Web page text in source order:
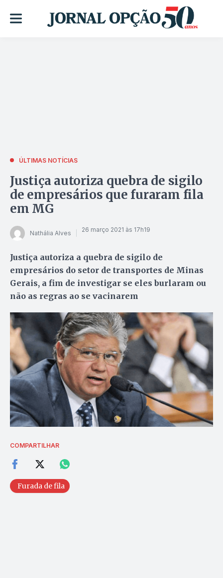
ÚLTIMAS NOTÍCIAS
Justiça autoriza quebra de sigilo
de empresários que furaram fila
em MG
Nathália Alves 26 março 2021 às 17h19
Justiça autoriza a quebra de sigilo de
empresários do setor de transportes de Minas
Gerais, a fim de investigar se eles burlaram ou
não as regras ao se vacinarem
COMPARTILHAR
Furada de fila